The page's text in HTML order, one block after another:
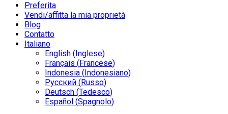
Preferita
Vendi/affitta la mia proprietà
Blog
Contatto
Italiano
English (Inglese)
Français (Francese)
Indonesia (Indonesiano)
Русский (Russo)
Deutsch (Tedesco)
Español (Spagnolo)